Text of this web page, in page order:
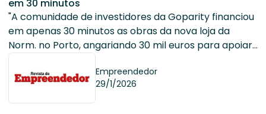
em 30 minutos
"A comunidade de investidores da Goparity financiou
em apenas 30 minutos as obras da nova loja da
Norm. no Porto, angariando 30 mil euros para apoiar
Empreendedor
29/1/2026